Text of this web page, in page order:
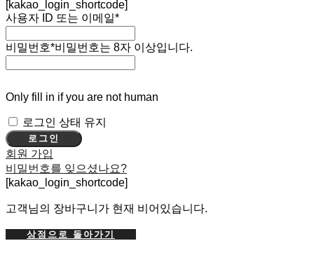
[kakao_login_shortcode]
사용자 ID 또는 이메일*
비밀번호*비밀번호는 8자 이상입니다.
Only fill in if you are not human
로그인 상태 유지
회원 가입
비밀번호를 잊으셨나요?
[kakao_login_shortcode]
고객님의 장바구니가 현재 비어있습니다.
상점으로 돌아가기